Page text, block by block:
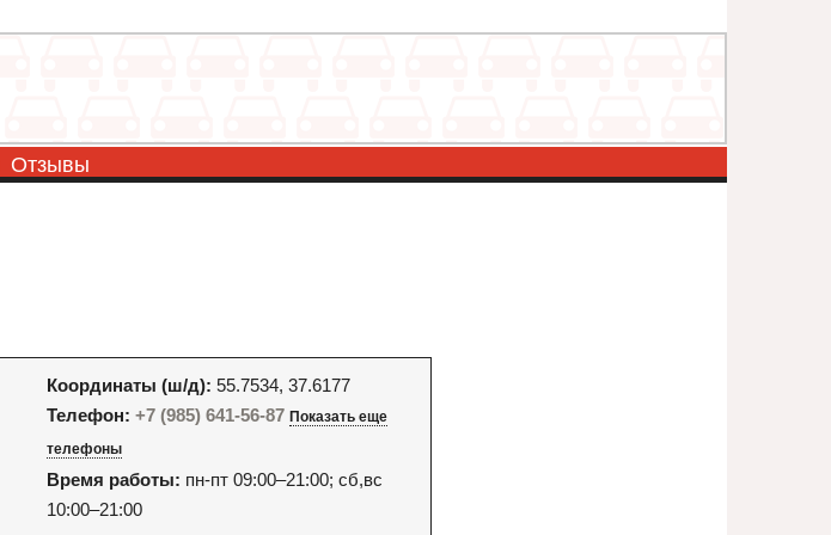
Отзывы
Координаты (ш/д): 55.7534, 37.6177
Телефон: +7 (985) 641-56-87 Показать еще
телефоны
Время работы: пн-пт 09:00–21:00; сб,вс
10:00–21:00